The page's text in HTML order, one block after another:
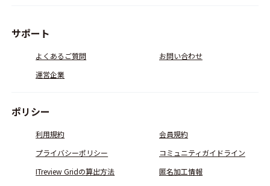
サポート
よくあるご質問
お問い合わせ
運営企業
ポリシー
利用規約
会員規約
プライバシーポリシー
コミュニティガイドライン
ITreview Gridの算出方法
匿名加工情報